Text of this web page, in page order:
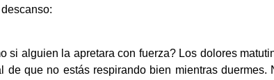
si alguien la apretara con fuerza? Los dolores
de que no estás respirando bien mientras duermes.